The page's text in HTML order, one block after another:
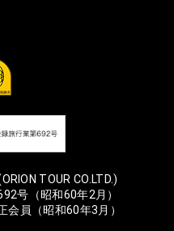
TOUR CO.LTD.)
号（昭和60年2月）
会員（昭和60年3月）